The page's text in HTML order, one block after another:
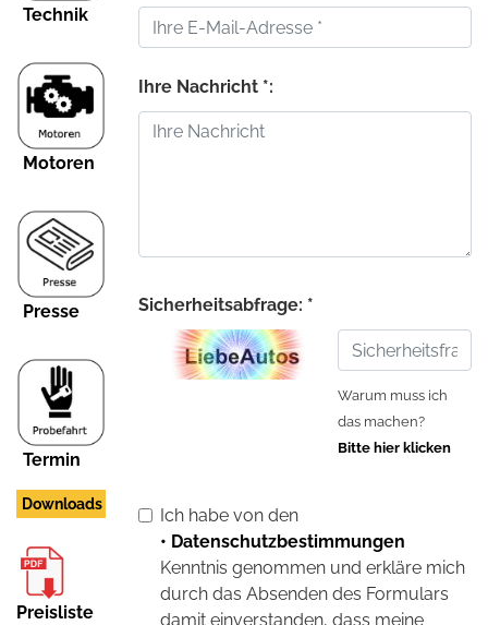
Technik
Motoren
Presse
Termin
Downloads
Preisliste
Ihre Nachricht *:
Sicherheitsabfrage: *
Warum muss ich
das machen?
Bitte hier klicken
Ich habe von den
• Datenschutzbestimmungen
Kenntnis genommen und erkläre mich
durch das Absenden des Formulars
damit einverstanden, dass meine